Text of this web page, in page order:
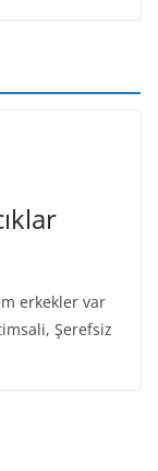
erkekler var
Şerefsiz